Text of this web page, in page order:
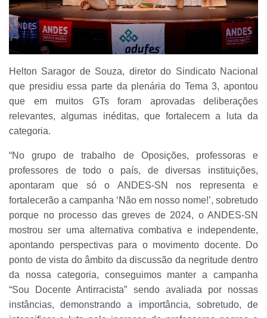
Helton Saragor de Souza, diretor do Sindicato Nacional
que presidiu essa parte da plenária do Tema 3, apontou
que em muitos GTs foram aprovadas deliberações
relevantes, algumas inéditas, que fortalecem a luta da
categoria.
“No grupo de trabalho de Oposições, professoras e
professores de todo o país, de diversas instituições,
apontaram que só o ANDES-SN nos representa e
fortalecerão a campanha ‘Não em nosso nome!’, sobretudo
porque no processo das greves de 2024, o ANDES-SN
mostrou ser uma alternativa combativa e independente,
apontando perspectivas para o movimento docente. Do
ponto de vista do âmbito da discussão da negritude dentro
da nossa categoria, conseguimos manter a campanha
“Sou Docente Antirracista” sendo avaliada por nossas
instâncias, demonstrando a importância, sobretudo, de